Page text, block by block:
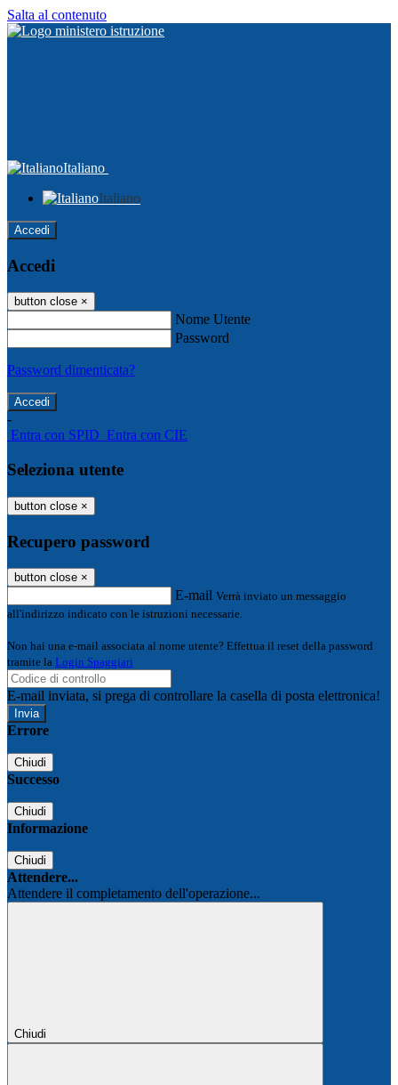
Salta al contenuto
Italiano
Italiano
Accedi
Accedi
button close ×
Nome Utente
Password
Password dimenticata?
-
Entra con SPID Entra con CIE
Seleziona utente
button close ×
Recupero password
button close ×
E-mail Verrà inviato un messaggio
all'indirizzo indicato con le istruzioni necessarie.
Non hai una e-mail associata al nome utente? Effettua il reset della password
tramite la Login Spaggiari
E-mail inviata, si prega di controllare la casella di posta elettronica!
Errore
Chiudi
Successo
Chiudi
Informazione
Chiudi
Attendere...
Attendere il completamento dell'operazione...
Chiudi